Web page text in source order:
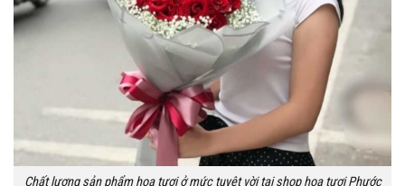
Chất lượng sản phẩm hoa tươi ở mức tuyệt vời tại shop hoa tươi Phước